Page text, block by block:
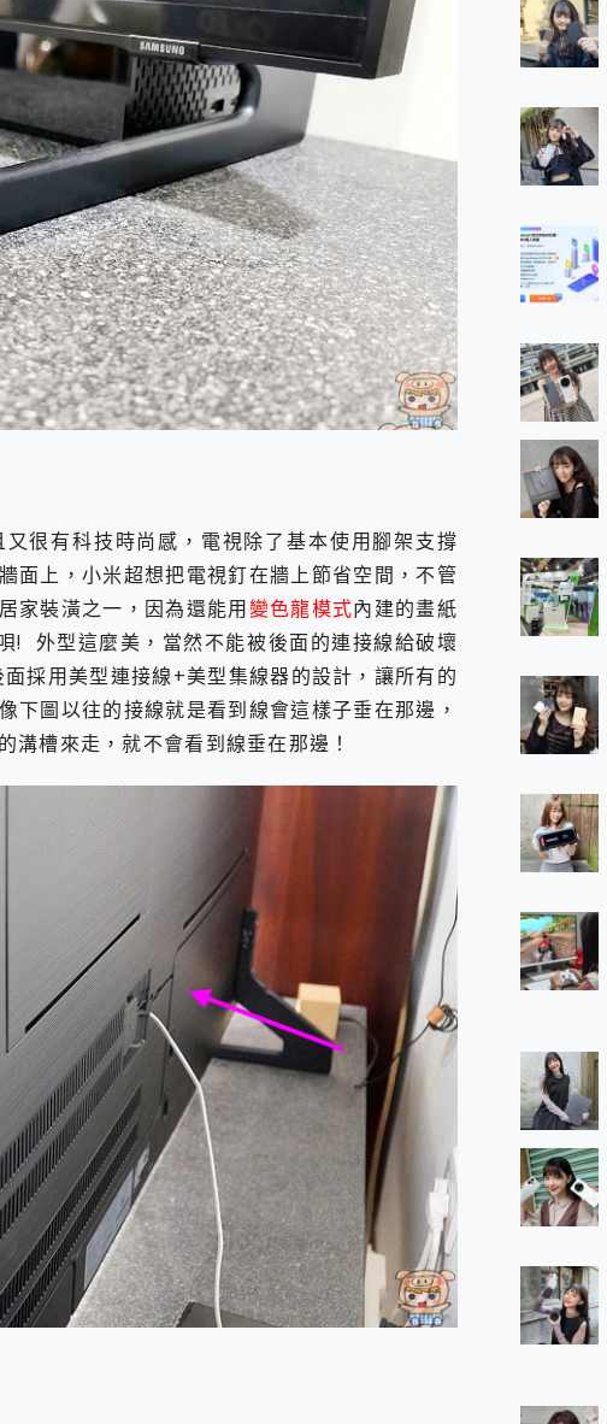
很有科技時尚感，電視除了基本使用腳架支撐
面上，小米超想把電視釘在牆上節省空間，不管
家裝潢之一，因為還能用變色龍模式內建的畫紙
! 外型這麼美，當然不能被後面的連接線給破壞
採用美型連接線+美型集線器的設計，讓所有的
下圖以往的接線就是看到線會這樣子垂在那邊，
溝槽來走，就不會看到線垂在那邊！